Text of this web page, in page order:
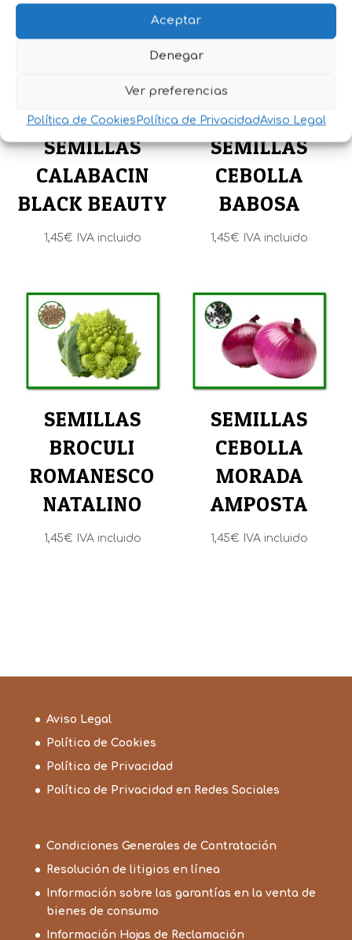
Aceptar
Denegar
Ver preferencias
Política de Cookies Política de PrivacidadAviso Legal
SEMILLAS
CALABACIN
BLACK BEAUTY
1,45€ IVA incluido
SEMILLAS
CEBOLLA
BABOSA
1,45€ IVA incluido
SEMILLAS
BROCULI
ROMANESCO
NATALINO
1,45€ IVA incluido
SEMILLAS
CEBOLLA
MORADA
AMPOSTA
1,45€ IVA incluido
Aviso Legal
Política de Cookies
Política de Privacidad
Política de Privacidad en Redes Sociales
Condiciones Generales de Contratación
Resolución de litigios en línea
Información sobre las garantías en la venta de
bienes de consumo
Información Hojas de Reclamación